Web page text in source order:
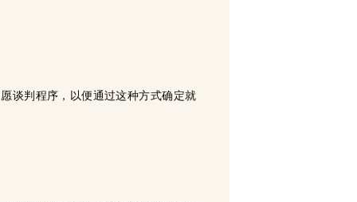
谈判程序，以便通过这种方式确定就